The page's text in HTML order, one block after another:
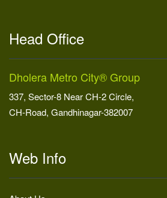
Head Office
Dholera Metro City® Group
337, Sector-8 Near CH-2 Circle,
CH-Road, Gandhinagar-382007
Web Info